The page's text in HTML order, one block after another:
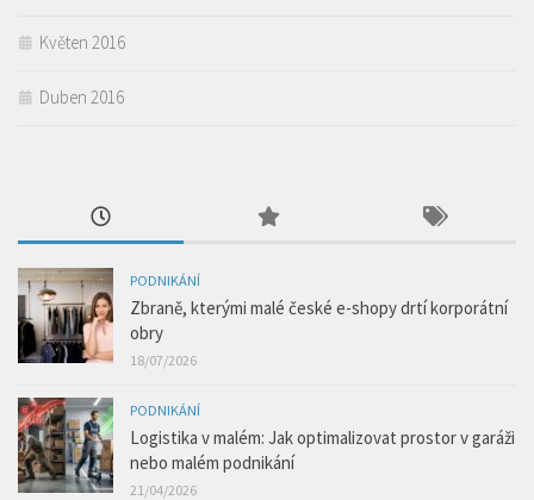
Květen 2016
Duben 2016
PODNIKÁNÍ
Zbraně, kterými malé české e-shopy drtí korporátní
obry
18/07/2026
PODNIKÁNÍ
Logistika v malém: Jak optimalizovat prostor v garáži
nebo malém podnikání
21/04/2026